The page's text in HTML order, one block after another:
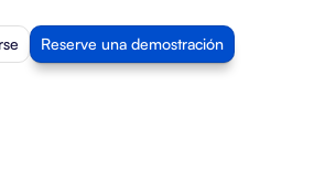
Reserve una demostración